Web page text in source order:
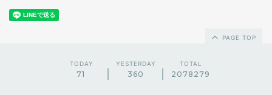
PAGE TOP
TODAY
71
YESTERDAY
360
TOTAL
2078279